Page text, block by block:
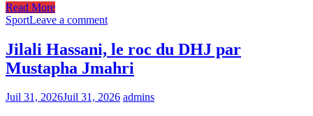
Read More
SportLeave a comment
Jilali Hassani, le roc du DHJ par
Mustapha Jmahri
Juil 31, 2026Juil 31, 2026 admins